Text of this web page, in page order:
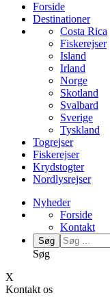
Forside
Destinationer
Costa Rica
Fiskerejser
Island
Irland
Norge
Skotland
Svalbard
Sverige
Tyskland
Togrejser
Fiskerejser
Krydstogter
Nordlysrejser
Nyheder
Forside
Kontakt
Søg
Søg
X
Kontakt os